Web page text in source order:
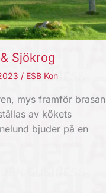
Sjökrog
/ ESB Kon
mys framför brasan
av kökets
bjuder på en